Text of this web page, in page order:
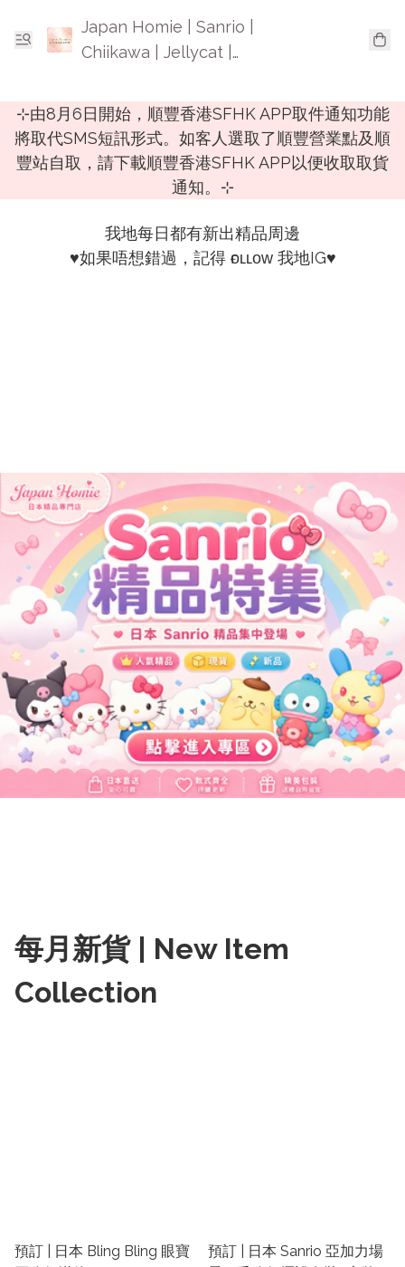
Japan Homie | Sanrio |
Chiikawa | Jellycat |
⊹由8月6日開始，順豐香港SFHK APP取件通知功能
將取代SMS短訊形式。如客人選取了順豐營業點及順
豐站自取，請下載順豐香港SFHK APP以便收取取貨
通知。⊹
我地每日都有新出精品周邊
♥️如果唔想錯過，記得 ғᴏʟʟᴏᴡ 我地IG♥️
每月新貨 | New Item
Collection
預訂 | 日本 Bling Bling 眼寶
預訂 | 日本 Sanrio 亞加力場